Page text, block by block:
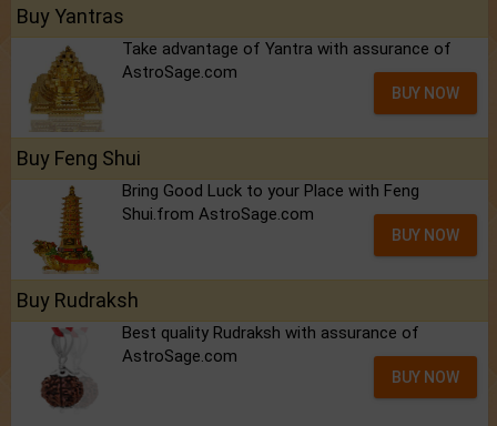
Buy Yantras
Take advantage of Yantra with assurance of
AstroSage.com
BUY NOW
Buy Feng Shui
Bring Good Luck to your Place with Feng
Shui.from AstroSage.com
BUY NOW
Buy Rudraksh
Best quality Rudraksh with assurance of
AstroSage.com
BUY NOW